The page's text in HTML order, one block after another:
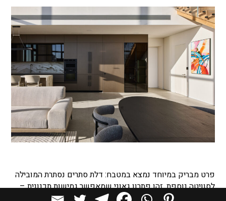
פרט מבריק במיוחד נמצא במטבח: דלת סתרים נסתרת המובילה
לסוויטה נוספת. זהו פתרון גאוני שמאפשר גמישות תכנונית–
חדר נוסף לאירוח משפחה מחו״ל, מטפלת קבועה או בן